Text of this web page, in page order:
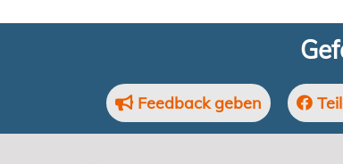
Feedback geben